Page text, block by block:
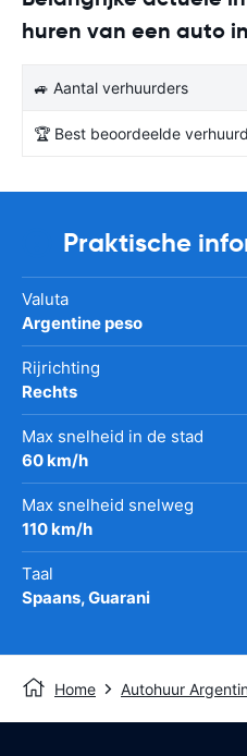
huren van een auto
🚙 Aantal verhuurders
🏆 Best beoordeelde
Praktische
Valuta
Argentine peso
Rijrichting
Rechts
Max snelheid in de stad
60 km/h
Max snelheid snelweg
110 km/h
Taal
Spaans, Guarani
Home Autohuur